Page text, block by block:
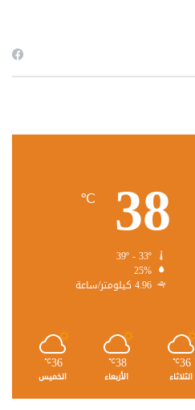
38
℃
25%
4.96 كيلومتر/ساعة
36
℃
الثلاثاء
38
℃
الأربعاء
36
℃
الخميس